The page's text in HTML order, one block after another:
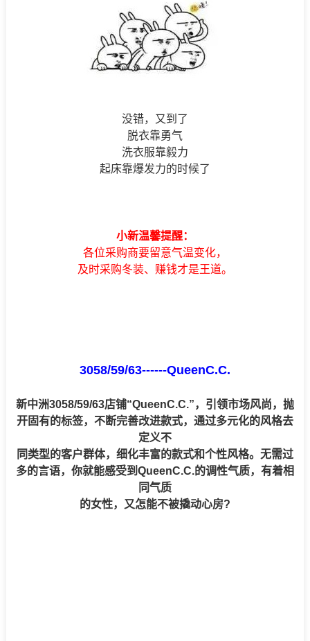
没错，又到了
脱衣靠勇气
洗衣服靠毅力
起床靠爆发力的时候了
小新温馨提醒：
各位采购商要留意气温变化，
及时采购冬装、赚钱才是王道。
3058/59/63------QueenC.C.
新中洲3058/59/63店铺“QueenC.C.”，引领市场风尚，抛
开固有的标签，不断完善改进款式，通过多元化的风格去
定义不
同类型的客户群体，细化丰富的款式和个性风格。无需过
多的言语，你就能感受到QueenC.C.的调性气质，有着相
同气质
的女性，又怎能不被撬动心房?